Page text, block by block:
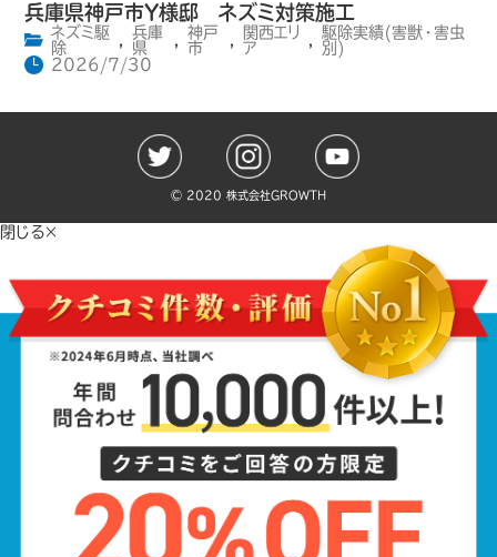
兵庫県神戸市Y様邸 ネズミ対策施工
ネズミ駆
除
,
兵庫
県
,
神戸
市
,
関西エリ
ア
,
駆除実績(害獣・害虫
別)
2026/7/30
©️ 2020 株式会社GROWTH
閉じる×